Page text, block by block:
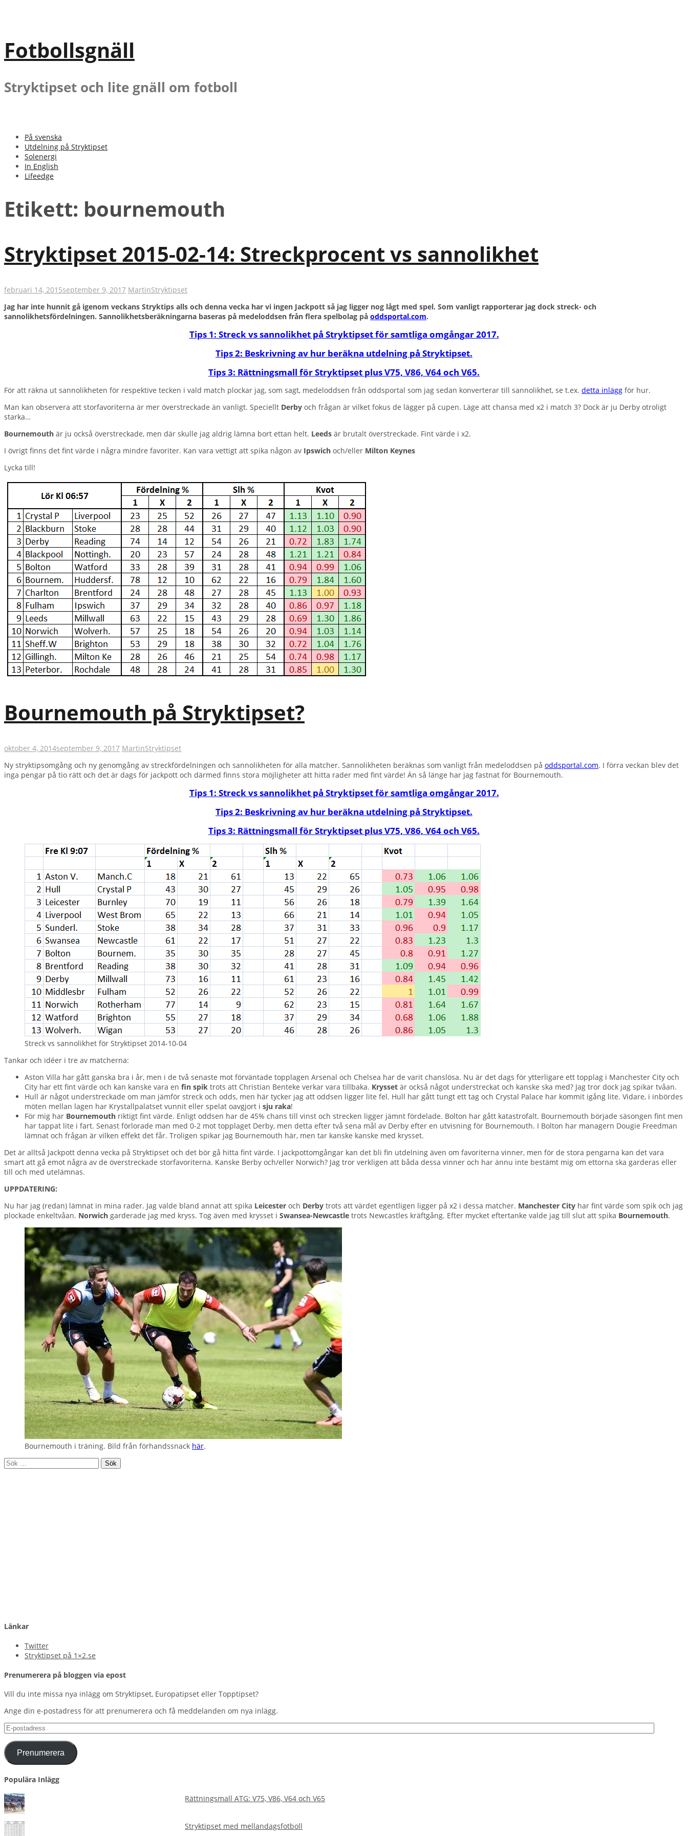
Fotbollsgnäll
Stryktipset och lite gnäll om fotboll
På svenska
Utdelning på Stryktipset
Solenergi
In English
Lifeedge
Etikett: bournemouth
Stryktipset 2015-02-14: Streckprocent vs sannolikhet
februari 14, 2015september 9, 2017 MartinStryktipset
Jag har inte hunnit gå igenom veckans Stryktips alls och denna vecka har vi ingen Jackpott så jag ligger nog lågt med spel. Som vanligt rapporterar jag dock streck- och
sannolikhetsfördelningen. Sannolikhetsberäkningarna baseras på medeloddsen från flera spelbolag på oddsportal.com.
Tips 1: Streck vs sannolikhet på Stryktipset för samtliga omgångar 2017.
Tips 2: Beskrivning av hur beräkna utdelning på Stryktipset.
Tips 3: Rättningsmall för Stryktipset plus V75, V86, V64 och V65.
För att räkna ut sannolikheten för respektive tecken i vald match plockar jag, som sagt, medeloddsen från oddsportal som jag sedan konverterar till sannolikhet, se t.ex. detta inlägg för hur.
Man kan observera att storfavoriterna är mer överstreckade än vanligt. Speciellt Derby och frågan är vilket fokus de lägger på cupen. Läge att chansa med x2 i match 3? Dock är ju Derby otroligt
starka…
Bournemouth är ju också överstreckade, men där skulle jag aldrig lämna bort ettan helt. Leeds är brutalt överstreckade. Fint värde i x2.
I övrigt finns det fint värde i några mindre favoriter. Kan vara vettigt att spika någon av Ipswich och/eller Milton Keynes
Lycka till!
Bournemouth på Stryktipset?
oktober 4, 2014september 9, 2017 MartinStryktipset
Ny stryktipsomgång och ny genomgång av streckfördelningen och sannolikheten för alla matcher. Sannolikheten beräknas som vanligt från medeloddsen på oddsportal.com. I förra veckan blev det
inga pengar på tio rätt och det är dags för jackpott och därmed finns stora möjligheter att hitta rader med fint värde! Än så länge har jag fastnat för Bournemouth.
Tips 1: Streck vs sannolikhet på Stryktipset för samtliga omgångar 2017.
Tips 2: Beskrivning av hur beräkna utdelning på Stryktipset.
Tips 3: Rättningsmall för Stryktipset plus V75, V86, V64 och V65.
Streck vs sannolikhet för Stryktipset 2014-10-04
Tankar och idéer i tre av matcherna:
Aston Villa har gått ganska bra i år, men i de två senaste mot förväntade topplagen Arsenal och Chelsea har de varit chanslösa. Nu är det dags för ytterligare ett topplag i Manchester City och
City har ett fint värde och kan kanske vara en fin spik trots att Christian Benteke verkar vara tillbaka. Krysset är också något understreckat och kanske ska med? Jag tror dock jag spikar tvåan.
Hull är något understreckade om man jämför streck och odds, men här tycker jag att oddsen ligger lite fel. Hull har gått tungt ett tag och Crystal Palace har kommit igång lite. Vidare, i inbördes
möten mellan lagen har Krystallpalatset vunnit eller spelat oavgjort i sju raka!
För mig har Bournemouth riktigt fint värde. Enligt oddsen har de 45% chans till vinst och strecken ligger jämnt fördelade. Bolton har gått katastrofalt. Bournemouth började säsongen fint men
har tappat lite i fart. Senast förlorade man med 0-2 mot topplaget Derby, men detta efter två sena mål av Derby efter en utvisning för Bournemouth. I Bolton har managern Dougie Freedman
lämnat och frågan är vilken effekt det får. Troligen spikar jag Bournemouth här, men tar kanske kanske med krysset.
Det är alltså Jackpott denna vecka på Stryktipset och det bör gå hitta fint värde. I jackpottomgångar kan det bli fin utdelning även om favoriterna vinner, men för de stora pengarna kan det vara
smart att gå emot några av de överstreckade storfavoriterna. Kanske Berby och/eller Norwich? Jag tror verkligen att båda dessa vinner och har ännu inte bestämt mig om ettorna ska garderas eller
till och med utelämnas.
UPPDATERING:
Nu har jag (redan) lämnat in mina rader. Jag valde bland annat att spika Leicester och Derby trots att värdet egentligen ligger på x2 i dessa matcher. Manchester City har fint värde som spik och jag
plockade enkeltvåan. Norwich garderade jag med kryss. Tog även med krysset i Swansea-Newcastle trots Newcastles kräftgång. Efter mycket eftertanke valde jag till slut att spika Bournemouth.
Bournemouth i träning. Bild från förhandssnack här.
Sök
efter:
Länkar
Twitter
Stryktipset på 1×2.se
Prenumerera på bloggen via epost
Vill du inte missa nya inlägg om Stryktipset, Europatipset eller Topptipset?
Ange din e-postadress för att prenumerera och få meddelanden om nya inlägg.
E-
Prenumerera
Populära Inlägg
Rättningsmall ATG: V75, V86, V64 och V65
Stryktipset med mellandagsfotboll